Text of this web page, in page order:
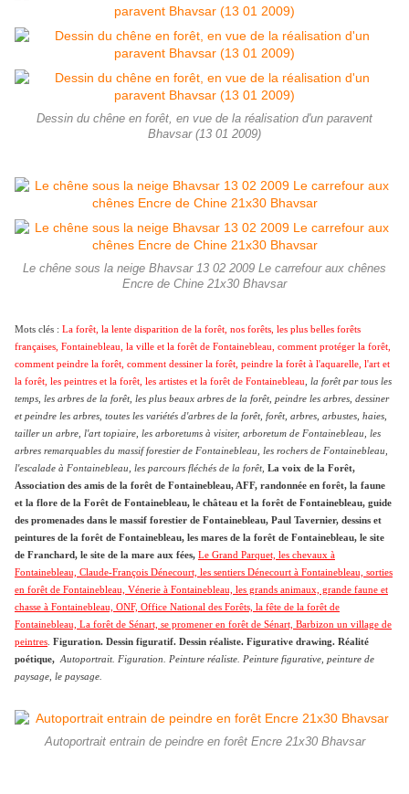
Dessin du chêne en forêt, en vue de la réalisation d'un paravent
Bhavsar (13 01 2009)
Le chêne sous la neige Bhavsar 13 02 2009 Le carrefour aux chênes
Encre de Chine 21x30 Bhavsar
Mots clés : La forêt, la lente disparition de la forêt, nos forêts, les plus belles forêts
françaises, Fontainebleau, la ville et la forêt de Fontainebleau, comment protéger la forêt,
comment peindre la forêt, comment dessiner la forêt, peindre la forêt à l'aquarelle, l'art et
la forêt, les peintres et la forêt, les artistes et la forêt de Fontainebleau la forêt par tous les
temps, les arbres de la forêt, les plus beaux arbres de la forêt, peindre les arbres, dessiner
et peindre les arbres, toutes les variétés d'arbres de la forêt, forêt, arbres, arbustes, haies,
tailler un arbre, l'art topiaire, les arboretums à visiter, arboretum de Fontainebleau, les
arbres remarquables du massif forestier de Fontainebleau, les rochers de Fontainebleau,
l'escalade à Fontainebleau, les parcours fléchés de la forêt, La voix de la Forêt,
Association des amis de la forêt de Fontainebleau, AFF, randonnée en forêt, la faune
et la flore de la Forêt de Fontainebleau, le château et la forêt de Fontainebleau, guide
des promenades dans le massif forestier de Fontainebleau, Paul Tavernier, dessins et
peintures de la forêt de Fontainebleau, les mares de la forêt de Fontainebleau, le site
de Franchard, le site de la mare aux fées, Le Grand Parquet, les chevaux à
Fontainebleau, Claude-François Dénecourt, les sentiers Dénecourt à Fontainebleau, sorties
en forêt de Fontainebleau, Vénerie à Fontainebleau, les grands animaux, grande faune et
chasse à Fontainebleau, ONF, Office National des Forêts, la fête de la forêt de
Fontainebleau, La forêt de Sénart, se promener en forêt de Sénart, Barbizon un village de
peintres Figuration. Dessin figuratif. Dessin réaliste. Figurative drawing. Réalité
poétique, Autoportrait. Figuration. Peinture réaliste. Peinture figurative, peinture de
paysage, le paysage.
Autoportrait entrain de peindre en forêt Encre 21x30 Bhavsar